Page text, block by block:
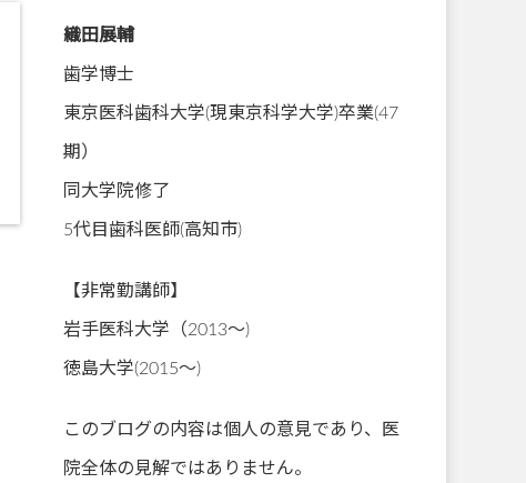
織田展輔
歯学博士
東京医科歯科大学(現東京科学大学)卒業(47
期）
同大学院修了
5代目歯科医師(高知市)
【非常勤講師】
岩手医科大学（2013～)
徳島大学(2015～)
このブログの内容は個人の意見であり、医
院全体の見解ではありません。